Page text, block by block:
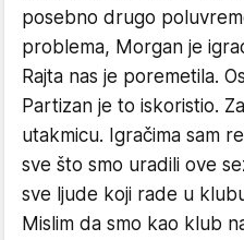
posebno drugo
problema, Morgan je
Rajta nas je poremetila.
Partizan je to iskoristio.
utakmicu. Igračima sam
sve što smo uradili ove
sve ljude koji rade u
Mislim da smo kao klub